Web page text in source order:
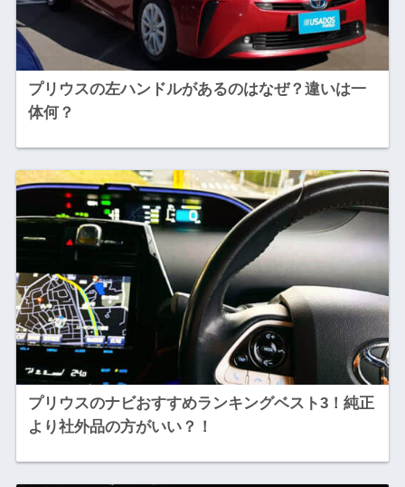
プリウスの左ハンドルがあるのはなぜ？違いは一
体何？
プリウスのナビおすすめランキングベスト3！純正
より社外品の方がいい？！